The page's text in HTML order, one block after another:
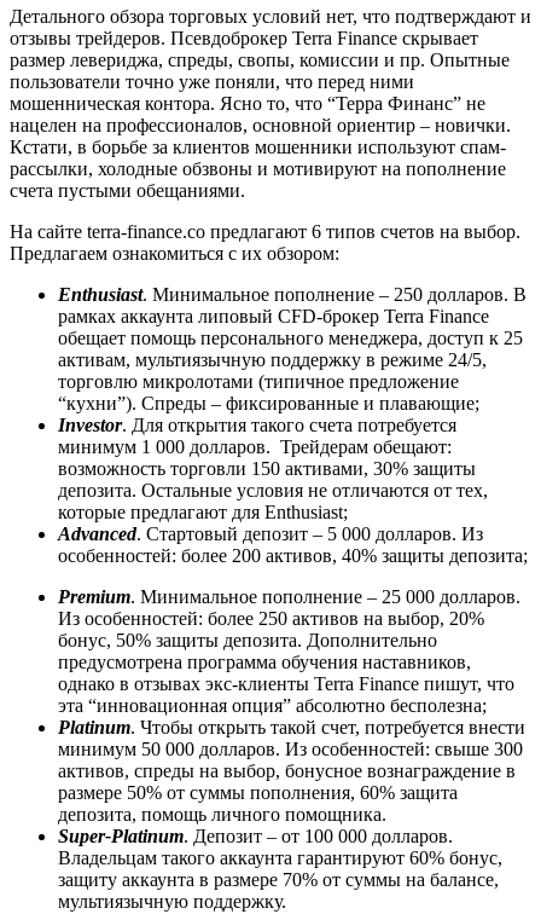
Детального обзора торговых условий нет, что подтверждают и
отзывы трейдеров. Псевдоброкер Terra Finance скрывает
размер левериджа, спреды, свопы, комиссии и пр. Опытные
пользователи точно уже поняли, что перед ними
мошенническая контора. Ясно то, что “Терра Финанс” не
нацелен на профессионалов, основной ориентир – новички.
Кстати, в борьбе за клиентов мошенники используют спам-
рассылки, холодные обзвоны и мотивируют на пополнение
счета пустыми обещаниями.
На сайте terra-finance.co предлагают 6 типов счетов на выбор.
Предлагаем ознакомиться с их обзором:
Enthusiast. Минимальное пополнение – 250 долларов. В
рамках аккаунта липовый CFD-брокер Terra Finance
обещает помощь персонального менеджера, доступ к 25
активам, мультиязычную поддержку в режиме 24/5,
торговлю микролотами (типичное предложение
“кухни”). Спреды – фиксированные и плавающие;
Investor. Для открытия такого счета потребуется
минимум 1 000 долларов. Трейдерам обещают:
возможность торговли 150 активами, 30% защиты
депозита. Остальные условия не отличаются от тех,
которые предлагают для Enthusiast;
Advanced. Стартовый депозит – 5 000 долларов. Из
особенностей: более 200 активов, 40% защиты депозита;
Premium. Минимальное пополнение – 25 000 долларов.
Из особенностей: более 250 активов на выбор, 20%
бонус, 50% защиты депозита. Дополнительно
предусмотрена программа обучения наставников,
однако в отзывах экс-клиенты Terra Finance пишут, что
эта “инновационная опция” абсолютно бесполезна;
Platinum. Чтобы открыть такой счет, потребуется внести
минимум 50 000 долларов. Из особенностей: свыше 300
активов, спреды на выбор, бонусное вознаграждение в
размере 50% от суммы пополнения, 60% защита
депозита, помощь личного помощника.
Super-Platinum. Депозит – от 100 000 долларов.
Владельцам такого аккаунта гарантируют 60% бонус,
защиту аккаунта в размере 70% от суммы на балансе,
мультиязычную поддержку.